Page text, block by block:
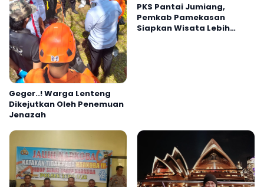
Geger..! Warga Lenteng
Dikejutkan Oleh Penemuan
Jenazah
PKS Pantai Jumiang,
Pemkab Pamekasan
Siapkan Wisata Lebih